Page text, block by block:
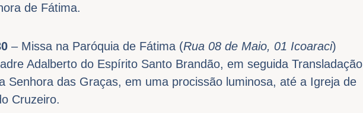
de Fátima.
– Missa na Paróquia de Fátima (Rua 08 de Maio, 01 Icoaraci)
Adalberto do Espírito Santo Brandão, em seguida Transladação
Senhora das Graças, em uma procissão luminosa, até a Igreja de
Cruzeiro.